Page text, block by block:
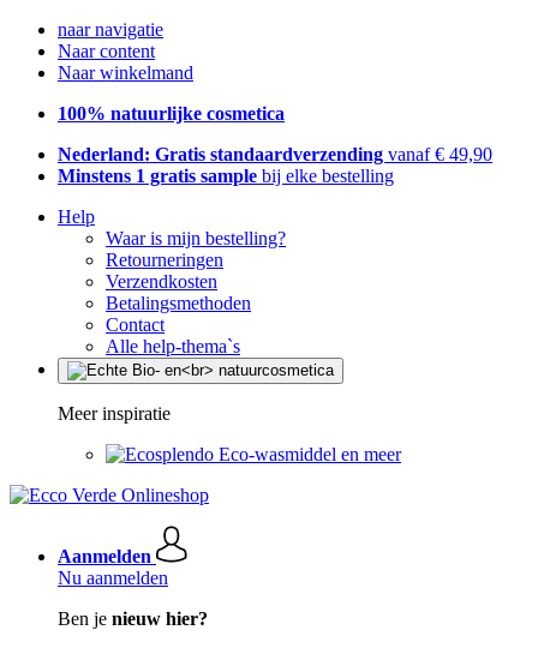
naar navigatie
Naar content
Naar winkelmand
100% natuurlijke cosmetica
Nederland: Gratis standaardverzending vanaf € 49,90
Minstens 1 gratis sample bij elke bestelling
Help
Waar is mijn bestelling?
Retourneringen
Verzendkosten
Betalingsmethoden
Contact
Alle help-thema`s
Meer inspiratie
Eco-wasmiddel en meer
Aanmelden
Nu aanmelden
Ben je nieuw hier?